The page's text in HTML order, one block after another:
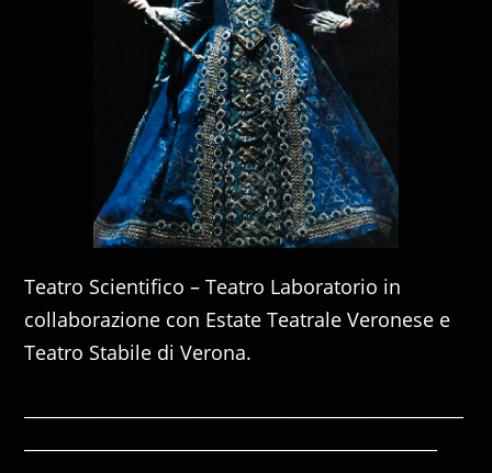
Teatro Scientifico – Teatro Laboratorio in
collaborazione con Estate Teatrale Veronese e
Teatro Stabile di Verona.